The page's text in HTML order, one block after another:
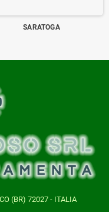
‎SARATOGA
(BR) 72027 - ITALIA